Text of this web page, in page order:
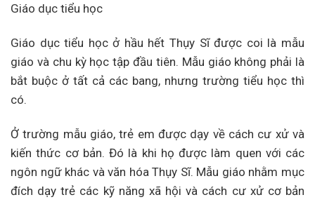
Giáo dục tiểu học
Giáo dục tiểu học ở hầu hết Thụy Sĩ được coi là mẫu
giáo và chu kỳ học tập đầu tiên. Mẫu giáo không phải là
bắt buộc ở tất cả các bang, nhưng trường tiểu học thì
có.
Ở trường mẫu giáo, trẻ em được dạy về cách cư xử và
kiến ​​thức cơ bản. Đó là khi họ được làm quen với các
ngôn ngữ khác và văn hóa Thụy Sĩ. Mẫu giáo nhằm mục
đích dạy trẻ các kỹ năng xã hội và cách cư xử cơ bản